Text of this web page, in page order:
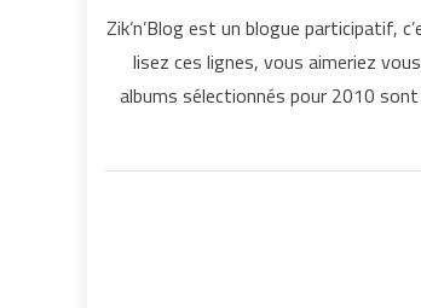
Zik’n’Blog est un blogue participatif,
lisez ces lignes, vous aimeriez
albums sélectionnés pour 2010